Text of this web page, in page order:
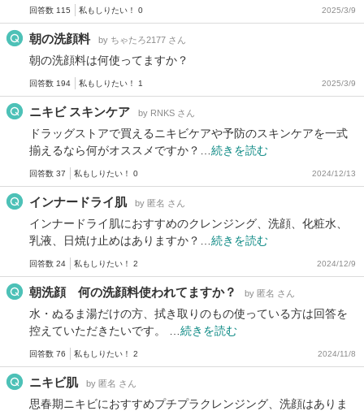
回答数 115 私もしりたい！ 0 2025/3/9
朝の洗顔料 by ちゃたろ2177 さん
朝の洗顔料は何使ってますか？
回答数 194 私もしりたい！ 1 2025/3/9
ニキビ スキンケア by RNKS さん
ドラッグストアで買えるニキビケアや予防のスキンケアを一式
揃えるなら何がオススメですか？… 続きを読む
回答数 37 私もしりたい！ 0 2024/12/13
インナードライ肌 by 匿名 さん
インナードライ肌におすすめのクレンジング、洗顔、化粧水、
乳液、日焼け止めはありますか？… 続きを読む
回答数 24 私もしりたい！ 2 2024/12/9
朝洗顔 何の洗顔料使われてますか？ by 匿名 さん
水・ぬるま湯だけの方、拭き取りのもの使っている方は回答を
控えていただきたいです。 … 続きを読む
回答数 76 私もしりたい！ 2 2024/11/8
ニキビ肌 by 匿名 さん
思春期ニキビにおすすめプチプラクレンジング、洗顔はありま